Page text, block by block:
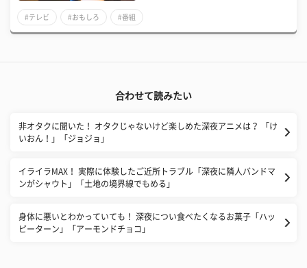
#テレビ #おもしろ #番組
合わせて読みたい
非オタクに聞いた！ オタクじゃないけど楽しめた深夜アニメは？ 「け
いおん！」「ジョジョ」
イライラMAX！ 実際に体験したご近所トラブル「深夜に隣人バンドマ
ンがシャウト」「土地の境界線でもめる」
身体に悪いとわかっていても！ 深夜につい食べたくなるお菓子「ハッ
ピーターン」「アーモンドチョコ」